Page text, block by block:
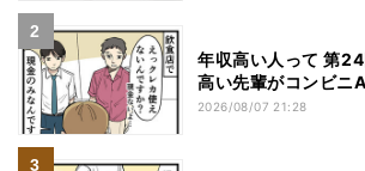
年収高い人って 第
高い先輩がコンビニ
2026/08/07 21:28